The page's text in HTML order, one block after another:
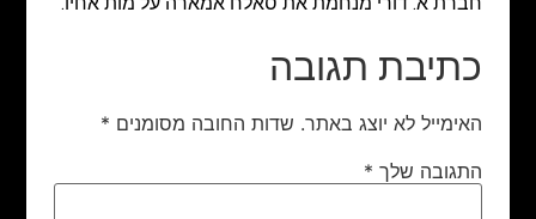
כתיבת תגובה
האימייל לא יוצג באתר. שדות החובה מסומנים *
התגובה שלך *